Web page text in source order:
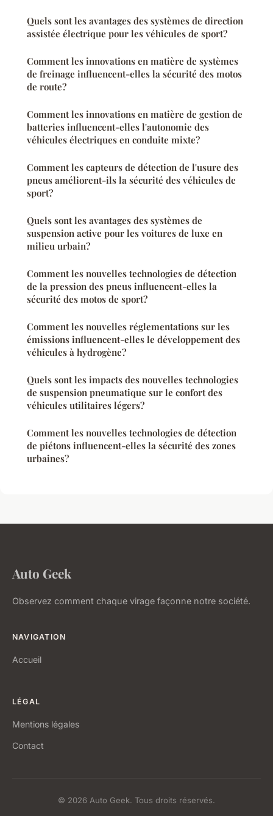
Quels sont les avantages des systèmes de direction
assistée électrique pour les véhicules de sport?
Comment les innovations en matière de systèmes
de freinage influencent-elles la sécurité des motos
de route?
Comment les innovations en matière de gestion de
batteries influencent-elles l'autonomie des
véhicules électriques en conduite mixte?
Comment les capteurs de détection de l'usure des
pneus améliorent-ils la sécurité des véhicules de
sport?
Quels sont les avantages des systèmes de
suspension active pour les voitures de luxe en
milieu urbain?
Comment les nouvelles technologies de détection
de la pression des pneus influencent-elles la
sécurité des motos de sport?
Comment les nouvelles réglementations sur les
émissions influencent-elles le développement des
véhicules à hydrogène?
Quels sont les impacts des nouvelles technologies
de suspension pneumatique sur le confort des
véhicules utilitaires légers?
Comment les nouvelles technologies de détection
de piétons influencent-elles la sécurité des zones
urbaines?
Auto Geek
Observez comment chaque virage façonne notre société.
NAVIGATION
Accueil
LÉGAL
Mentions légales
Contact
© 2026 Auto Geek. Tous droits réservés.